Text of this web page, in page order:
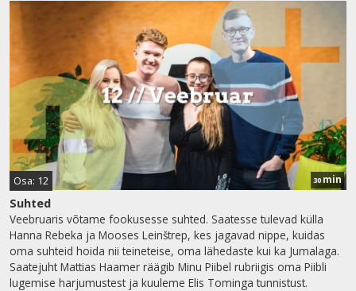
Osa: 12 30 min
Suhted
Veebruaris võtame fookusesse suhted. Saatesse tulevad külla
Hanna Rebeka ja Mooses Leinštrep, kes jagavad nippe, kuidas
oma suhteid hoida nii teineteise, oma lähedaste kui ka Jumalaga.
Saatejuht Mattias Haamer räägib Minu Piibel rubriigis oma Piibli
lugemise harjumustest ja kuuleme Elis Tominga tunnistust.